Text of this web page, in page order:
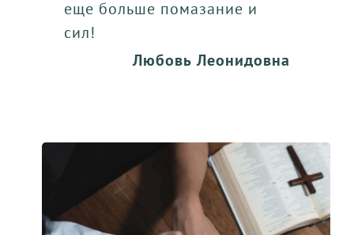
еще больше помазание и
сил!
Любовь Леонидовна